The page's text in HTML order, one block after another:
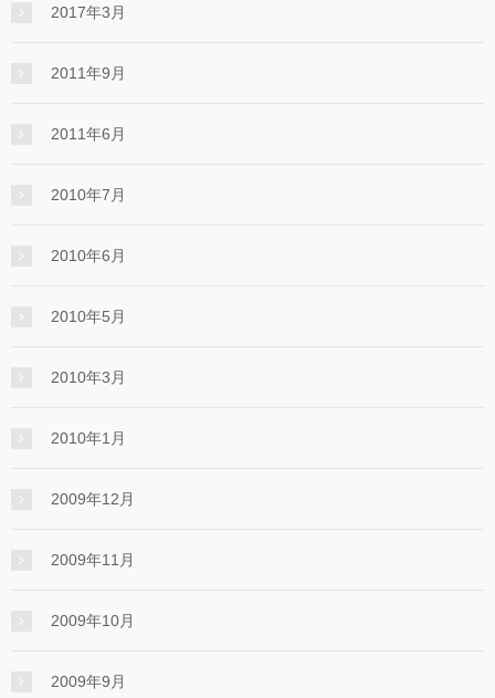
2017年3月
2011年9月
2011年6月
2010年7月
2010年6月
2010年5月
2010年3月
2010年1月
2009年12月
2009年11月
2009年10月
2009年9月